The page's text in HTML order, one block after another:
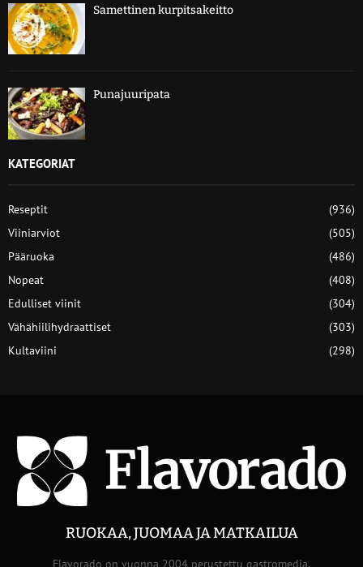
Samettinen kurpitsakeitto
Punajuuripata
KATEGORIAT
Reseptit
(936)
Viiniarviot
(505)
Pääruoka
(486)
Nopeat
(408)
Edulliset viinit
(304)
Vähähiilihydraattiset
(303)
Kultaviini
(298)
RUOKAA, JUOMAA JA MATKAILUA
Flavorado on vuonna 2004 perustettu gastromedia.